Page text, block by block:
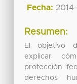
Fecha:
Resumen:
El objetivo
explicar
protección
derechos